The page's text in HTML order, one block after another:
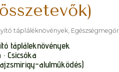
tápláléknövények
tápláleknövények
Csicsóka
alulműködés)